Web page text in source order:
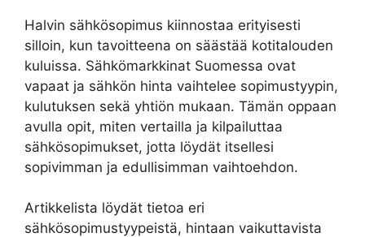
Halvin sähkösopimus kiinnostaa erityisesti
silloin, kun tavoitteena on säästää kotitalouden
kuluissa. Sähkömarkkinat Suomessa ovat
vapaat ja sähkön hinta vaihtelee sopimustyypin,
kulutuksen sekä yhtiön mukaan. Tämän oppaan
avulla opit, miten vertailla ja kilpailuttaa
sähkösopimukset, jotta löydät itsellesi
sopivimman ja edullisimman vaihtoehdon.
Artikkelista löydät tietoa eri
sähkösopimustyypeistä, hintaan vaikuttavista